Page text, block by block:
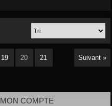
19 20 21 Suivant »
MON COMPTE